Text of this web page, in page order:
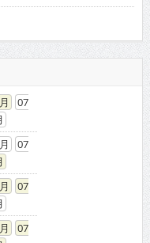
07
07
07
07